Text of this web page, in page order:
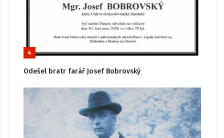
4
Odešel bratr farář Josef Bobrovský